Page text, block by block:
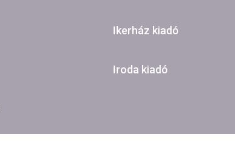
Ikerház kiadó
Iroda kiadó